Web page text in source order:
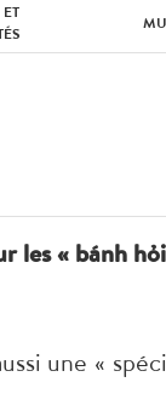
les « bánh
une «